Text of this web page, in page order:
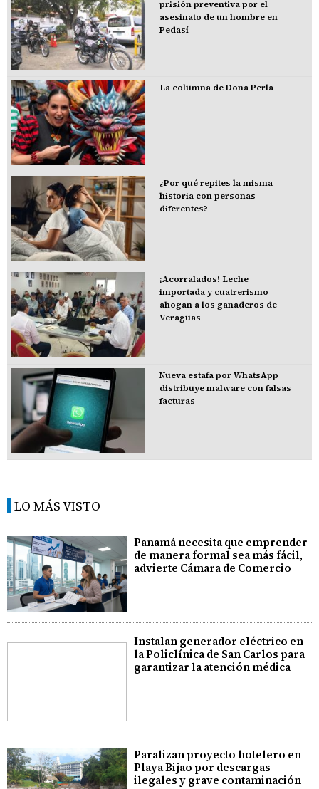
prisión preventiva por el
asesinato de un hombre en
Pedasí
La columna de Doña Perla
¿Por qué repites la misma
historia con personas
diferentes?
¡Acorralados! Leche
importada y cuatrerismo
ahogan a los ganaderos de
Veraguas
Nueva estafa por WhatsApp
distribuye malware con falsas
facturas
LO MÁS VISTO
Panamá necesita que emprender
de manera formal sea más fácil,
advierte Cámara de Comercio
Instalan generador eléctrico en
la Policlínica de San Carlos para
garantizar la atención médica
Paralizan proyecto hotelero en
Playa Bijao por descargas
ilegales y grave contaminación